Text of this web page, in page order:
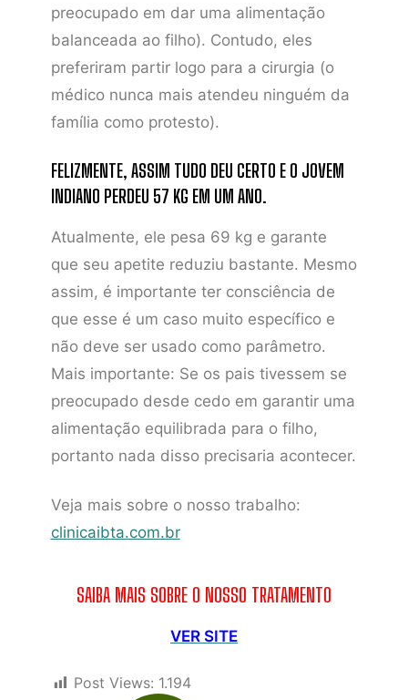
preocupado em dar uma alimentação
balanceada ao filho). Contudo, eles
preferiram partir logo para a cirurgia (o
médico nunca mais atendeu ninguém da
família como protesto).
FELIZMENTE, ASSIM TUDO DEU CERTO E O JOVEM
INDIANO PERDEU 57 KG EM UM ANO.
Atualmente, ele pesa 69 kg e garante
que seu apetite reduziu bastante. Mesmo
assim, é importante ter consciência de
que esse é um caso muito específico e
não deve ser usado como parâmetro.
Mais importante: Se os pais tivessem se
preocupado desde cedo em garantir uma
alimentação equilibrada para o filho,
portanto nada disso precisaria acontecer.
Veja mais sobre o nosso trabalho:
clinicaibta.com.br
SAIBA MAIS SOBRE O NOSSO TRATAMENTO
VER SITE
Post Views: 1.194